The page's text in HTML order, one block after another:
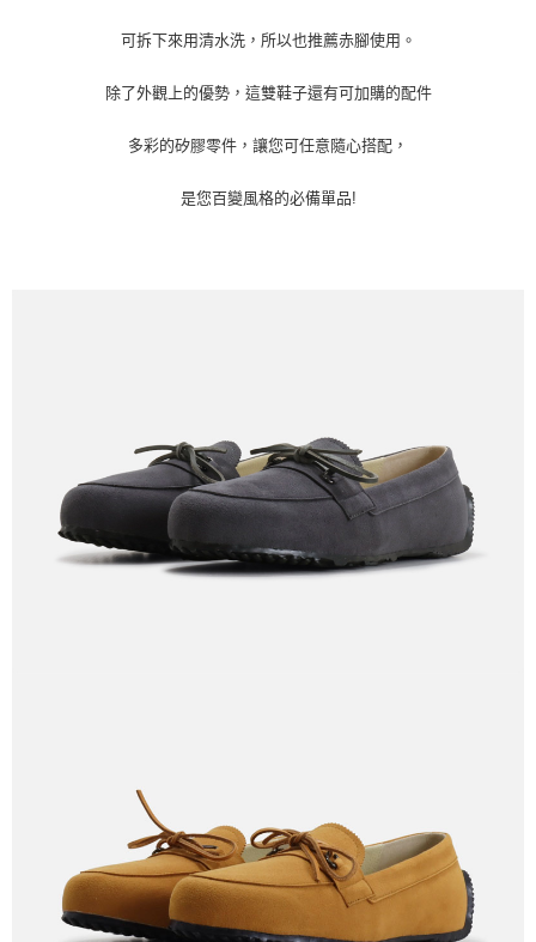
可拆下來用清水洗，所以也推薦赤腳使用。
除了外觀上的優勢，這雙鞋子還有可加購的配件
多彩的矽膠零件，讓您可任意隨心搭配，
是您百變風格的必備單品!